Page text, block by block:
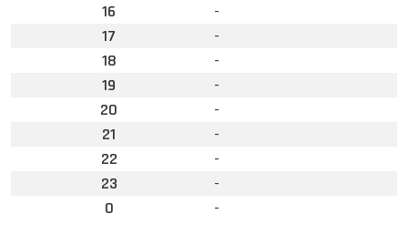
16
-
17
-
18
-
19
-
20
-
21
-
22
-
23
-
0
-